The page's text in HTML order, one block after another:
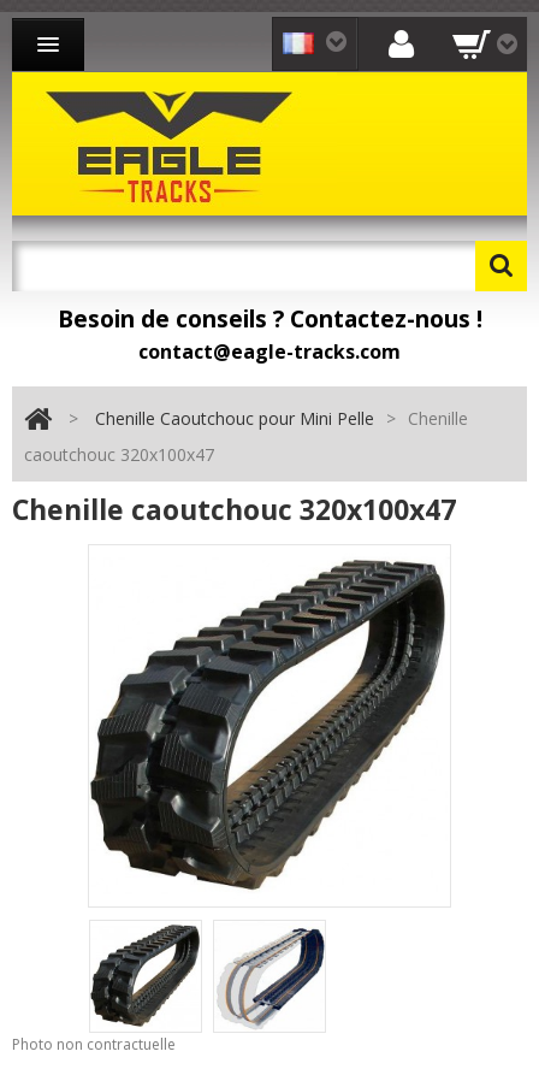
CHENILLE CAOUTCHOUC MINI-PELLE
CHENILLE CAOUTCHOUC CHARGEUR
CHENILLE CAOUTCHOUC TRANSPORTEUR
Besoin de pièces détachées ? Toomat !
Besoin de conseils ? Contactez-nous !
contact@eagle-tracks.com
> Chenille Caoutchouc pour Mini Pelle >
Chenille
caoutchouc 320x100x47
Chenille caoutchouc 320x100x47
Photo non contractuelle